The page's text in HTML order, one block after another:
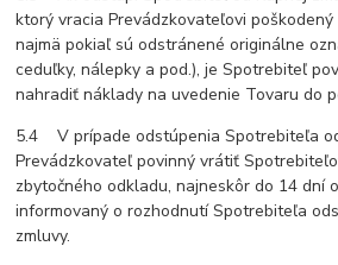
ktorý vracia Prevádzkovateľovi
najmä pokiaľ sú odstránené originálne
ceduľky, nálepky a pod.), je Spotrebiteľ
nahradiť náklady na uvedenie Tovaru do
5.4 V prípade odstúpenia Spotrebiteľa
Prevádzkovateľ povinný vrátiť
zbytočného odkladu, najneskôr do 14 dní
informovaný o rozhodnutí Spotrebiteľa
zmluvy.